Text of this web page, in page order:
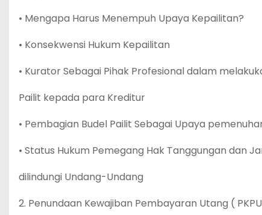
• Mengapa Harus Menempuh Upaya Kepailitan?
• Konsekwensi Hukum Kepailitan
• Kurator Sebagai Pihak Profesional dalam
Pailit kepada para Kreditur
• Pembagian Budel Pailit Sebagai Upaya
• Status Hukum Pemegang Hak Tanggungan dan
dilindungi Undang-Undang
2. Penundaan Kewajiban Pembayaran Utang (